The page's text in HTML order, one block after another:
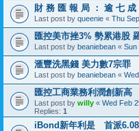
財 務 匯 報 局 ： 逾 七
Last post by queenie « Thu
匯控美市挫3% 勢累港股
Last post by beaniebean « Sun
滙豐洗黑錢 美力數7宗罪
Last post by beaniebean «
匯控工商業務利潤創新高
Last post by willy « Wed Feb
Replies: 1
iBond新年利是 首派